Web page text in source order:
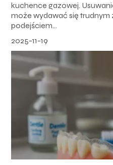
kuchence gazowej.
może wydawać się trudnym
podejściem...
2025-11-19